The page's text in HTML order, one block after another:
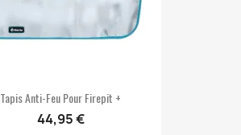
Tapis Anti-Feu Pour Firepit +
44,95 €